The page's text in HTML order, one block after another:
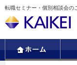
転職セミナー・個別相談会の